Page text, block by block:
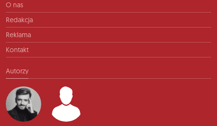
O nas
Redakcja
Reklama
Kontakt
Autorzy